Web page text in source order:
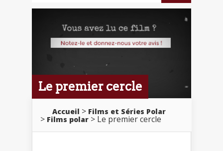
Le premier cercle
Accueil
Films et Séries Polar
Films polar
Le premier cercle